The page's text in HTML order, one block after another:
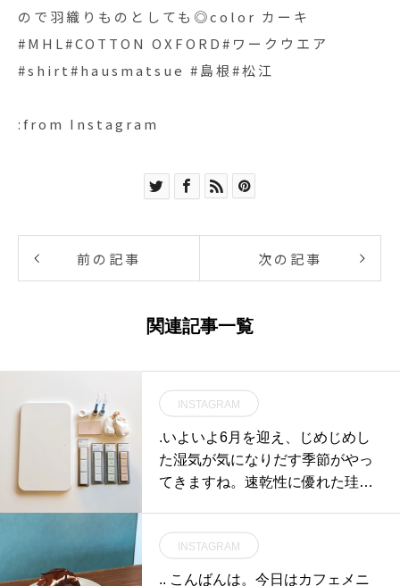
ので羽織りものとしても◎color カーキ
#MHL#COTTON OXFORD#ワークウエア
#shirt#hausmatsue #島根#松江
:from Instagram
前の記事 次の記事
関連記事一覧
INSTAGRAM
.いよいよ6月を迎え、じめじめし
た湿気が気になりだす季節がやっ
てきますね。速乾性に優れた珪藻
逃しなく。.付着した水がみるみる
うちに乾いてしまう珪藻土。代名
INSTAGRAM
.. こんばんは。今日はカフェメニ